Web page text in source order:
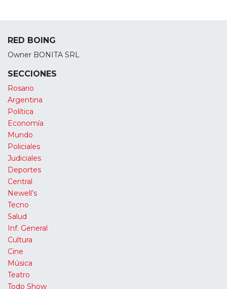
RED BOING
Owner BONITA SRL
SECCIONES
Rosario
Argentina
Política
Economía
Mundo
Policiales
Judiciales
Deportes
Central
Newell’s
Tecno
Salud
Inf. General
Cultura
Cine
Música
Teatro
Todo Show